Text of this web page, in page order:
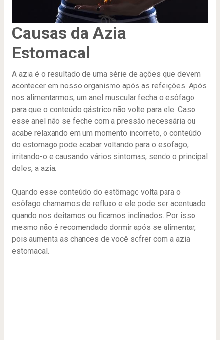
Causas da Azia
Estomacal
A azia é o resultado de uma série de ações que devem
acontecer em nosso organismo após as refeições. Após
nos alimentarmos, um anel muscular fecha o esôfago
para que o conteúdo gástrico não volte para ele. Caso
esse anel não se feche com a pressão necessária ou
acabe relaxando em um momento incorreto, o conteúdo
do estômago pode acabar voltando para o esôfago,
irritando-o e causando vários sintomas, sendo o principal
deles, a azia.
Quando esse conteúdo do estômago volta para o
esôfago chamamos de refluxo e ele pode ser acentuado
quando nos deitamos ou ficamos inclinados. Por isso
mesmo não é recomendado dormir após se alimentar,
pois aumenta as chances de você sofrer com a azia
estomacal.